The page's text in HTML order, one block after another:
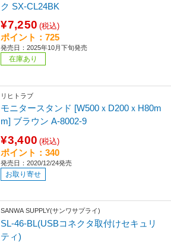
ク SX-CL24BK
¥7,250 (税込)
ポイント：725
発売日：2025年10月下旬発売
在庫あり
リヒトラブ
モニタースタンド [W500ｘD200ｘH80m
m] ブラウン A-8002-9
¥3,400 (税込)
ポイント：340
発売日：2020/12/24発売
お取り寄せ
SANWA SUPPLY(サンワサプライ)
SL-46-BL(USBコネクタ取付けセキュリ
ティ)